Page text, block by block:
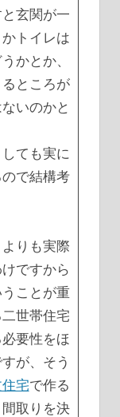
玄関が一
トイレは
かとか、
ところが
いのかと
ても実に
で結構考
りも実際
ですから
ことが重
世帯住宅
要性をほ
が、そう
宅で作る
取りを決